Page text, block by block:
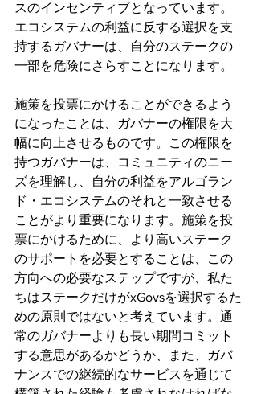
スのインセンティブとなっています。
エコシステムの利益に反する選択を支
持するガバナーは、自分のステークの
一部を危険にさらすことになります。
施策を投票にかけることができるよう
になったことは、ガバナーの権限を大
幅に向上させるものです。この権限を
持つガバナーは、コミュニティのニー
ズを理解し、自分の利益をアルゴラン
ド・エコシステムのそれと一致させる
ことがより重要になります。施策を投
票にかけるために、より高いステーク
のサポートを必要とすることは、この
方向への必要なステップですが、私た
ちはステークだけがxGovsを選択するた
めの原則ではないと考えています。通
常のガバナーよりも長い期間コミット
する意思があるかどうか、また、ガバ
ナンスでの継続的なサービスを通じて